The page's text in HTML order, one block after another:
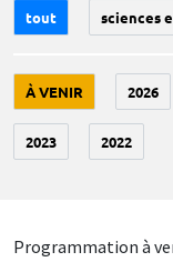
tout sciences
À VENIR 2026
2023 2022
Programmation à